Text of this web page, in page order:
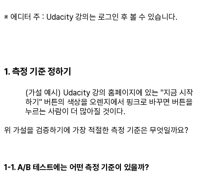
※ 에디터 주 : Udacity 강의는 로그인 후 볼 수 있습니다.
1. 측정 기준 정하기
(가설 예시) Udacity 강의 홈페이지에 있는 "지금 시작
하기" 버튼의 색상을 오렌지에서 핑크로 바꾸면 버튼을
누르는 사람이 더 많아질 것이다.
위 가설을 검증하기에 가장 적절한 측정 기준은 무엇일까요?
1-1. A/B 테스트에는 어떤 측정 기준이 있을까?